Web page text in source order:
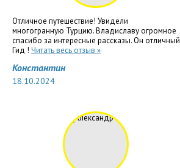
Отличное путешествие! Увидели
многогранную Турцию. Владиславу огромное
спасибо за интересные рассказы. Он отличный
Гид ! Читать весь отзыв »
Константин
18.10.2024